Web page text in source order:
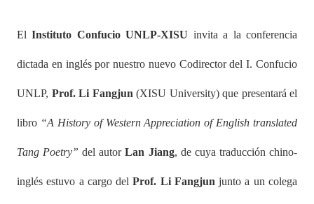
ElInstituto Confucio UNLP-XISU invita a la conferencia
dictada en inglés por nuestro nuevo Codirector del I. Confucio
UNLP, Prof. Li Fangjun (XISU University) que presentará el
libro “A History of Western Appreciation of English translated
Tang Poetry”del autorLan Jiang, de cuya traducción chino-
inglés estuvo a cargo delProf. Li Fangjunjunto a un colega